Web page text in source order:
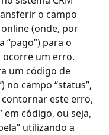
o campo
(onde, por
“pago”) para o
ocorre um erro.
um código de
no campo “status”,
contornar este erro,
em código, ou seja,
utilizando a